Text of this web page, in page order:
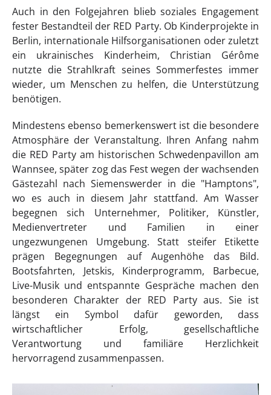
Auch in den Folgejahren blieb soziales Engagement
fester Bestandteil der RED Party. Ob Kinderprojekte in
Berlin, internationale Hilfsorganisationen oder zuletzt
ein ukrainisches Kinderheim, Christian Gérôme
nutzte die Strahlkraft seines Sommerfestes immer
wieder, um Menschen zu helfen, die Unterstützung
benötigen.
Mindestens ebenso bemerkenswert ist die besondere
Atmosphäre der Veranstaltung. Ihren Anfang nahm
die RED Party am historischen Schwedenpavillon am
Wannsee, später zog das Fest wegen der wachsenden
Gästezahl nach Siemenswerder in die "Hamptons",
wo es auch in diesem Jahr stattfand. Am Wasser
begegnen sich Unternehmer, Politiker, Künstler,
Medienvertreter und Familien in einer
ungezwungenen Umgebung. Statt steifer Etikette
prägen Begegnungen auf Augenhöhe das Bild.
Bootsfahrten, Jetskis, Kinderprogramm, Barbecue,
Live-Musik und entspannte Gespräche machen den
besonderen Charakter der RED Party aus. Sie ist
längst ein Symbol dafür geworden, dass
wirtschaftlicher Erfolg, gesellschaftliche
Verantwortung und familiäre Herzlichkeit
hervorragend zusammenpassen.